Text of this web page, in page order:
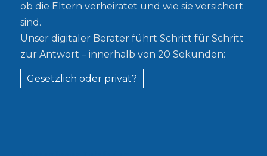
ob die Eltern verheiratet und wie sie versichert
sind.
Unser digitaler Berater führt Schritt für Schritt
zur Antwort – innerhalb von 20 Sekunden:
Gesetzlich oder privat?